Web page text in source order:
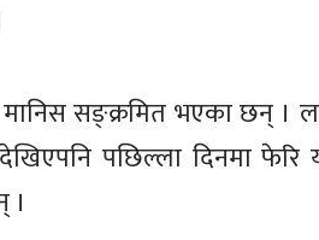
सङ्क्रमित भएका छन् ।
पछिल्ला दिनमा
।